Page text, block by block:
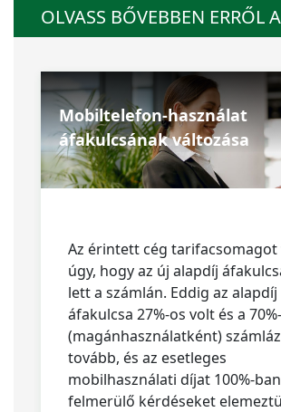
OLVASS BŐVEBBEN ERRŐL
Mobiltelefon-használat
áfakulcsának változása
Az érintett cég
úgy, hogy az új alapdíj
lett a számlán. Eddig az alapdíj
áfakulcsa 27%-os volt és a
(magánhasználatként)
tovább, és az esetleges
mobilhasználati díjat 100%-
felmerülő kérdéseket